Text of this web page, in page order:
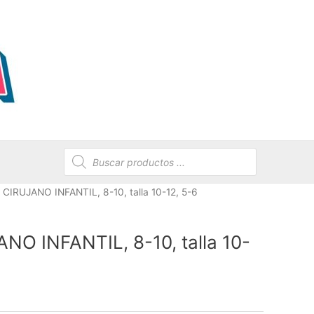
Búsqueda
de
productos
INFANTIL, 8-10, talla 10-12, 5-6
INFANTIL, 8-10, talla 10-